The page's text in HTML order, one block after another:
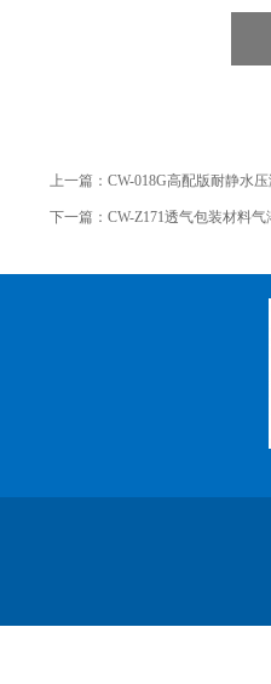
上一篇： CW-018G高配版耐静水
下一篇： CW-Z171透气包装材料